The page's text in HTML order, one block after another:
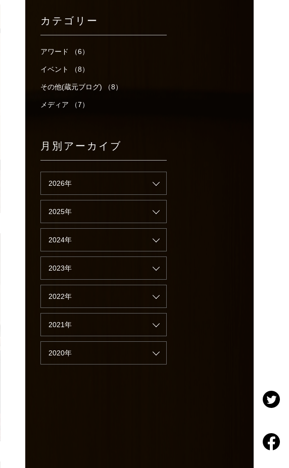
カテゴリー
アワード （6）
イベント （8）
その他(蔵元ブログ) （8）
メディア （7）
月別アーカイブ
2026年
2025年
2024年
2023年
2022年
2021年
2020年